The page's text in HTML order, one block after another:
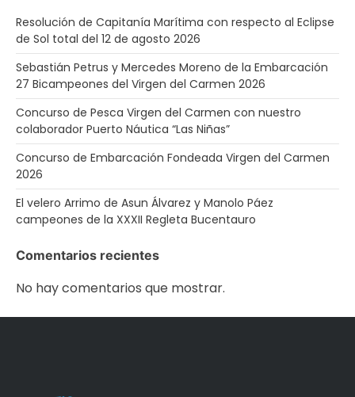
Resolución de Capitanía Marítima con respecto al Eclipse
de Sol total del 12 de agosto 2026
Sebastián Petrus y Mercedes Moreno de la Embarcación
27 Bicampeones del Virgen del Carmen 2026
Concurso de Pesca Virgen del Carmen con nuestro
colaborador Puerto Náutica “Las Niñas”
Concurso de Embarcación Fondeada Virgen del Carmen
2026
El velero Arrimo de Asun Álvarez y Manolo Páez
campeones de la XXXII Regleta Bucentauro
Comentarios recientes
No hay comentarios que mostrar.